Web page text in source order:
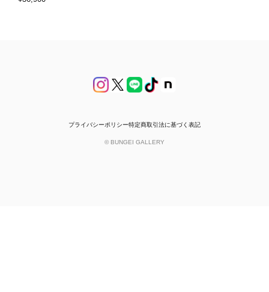
プライバシーポリシー特定商取引法に基づく表記
© BUNGEI GALLERY